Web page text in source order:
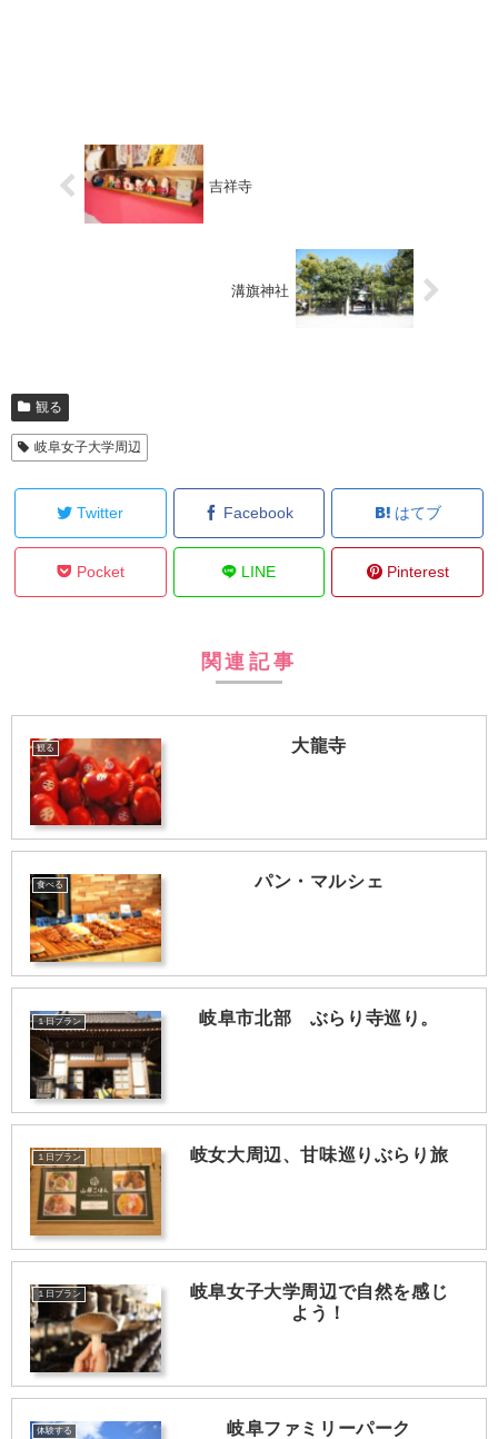
吉祥寺
溝旗神社
観る
岐阜女子大学周辺
Twitter Facebook はてブ
Pocket LINE Pinterest
関連記事
観る 大龍寺
食べる パン・マルシェ
１日プラン 岐阜市北部 ぶらり寺巡り。
１日プラン 岐女大周辺、甘味巡りぶらり旅
１日プラン
岐阜女子大学周辺で自然を感じ
よう！
体験する 岐阜ファミリーパーク